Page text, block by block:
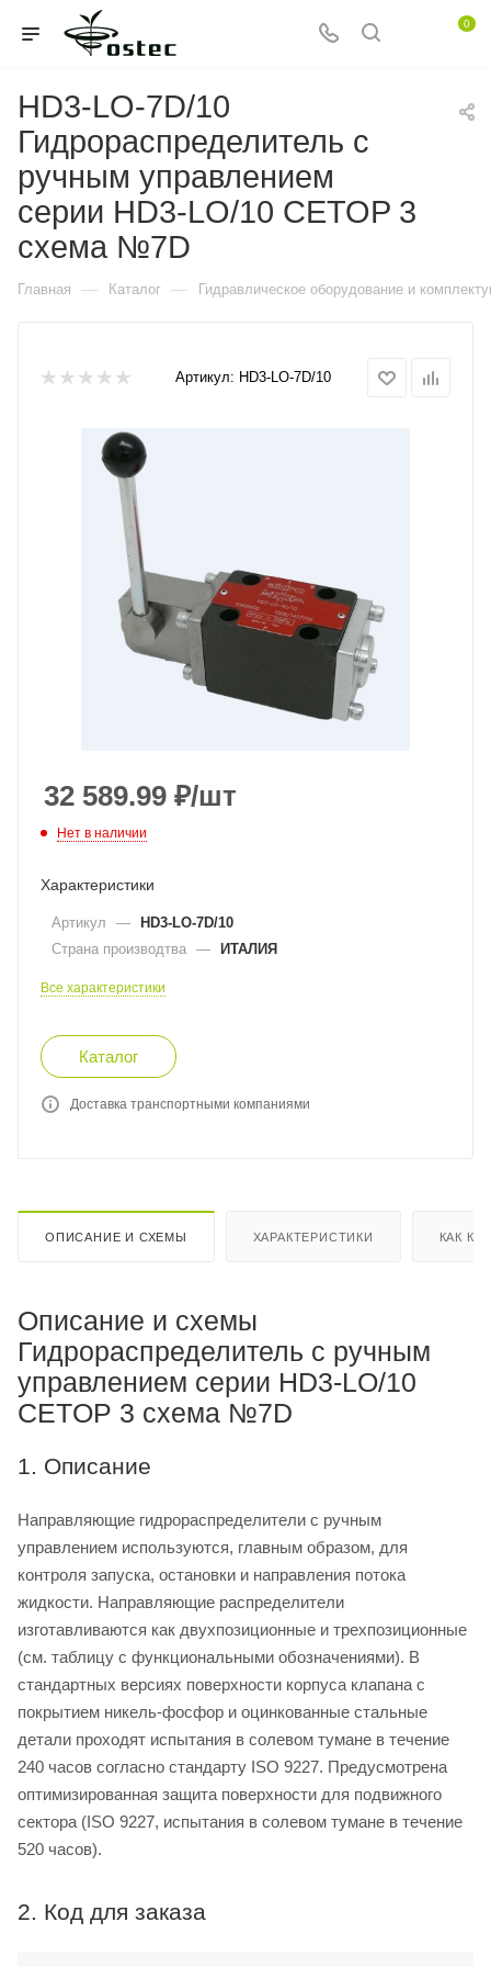
0
HD3-LO-7D/10
Гидрораспределитель с
ручным управлением
серии HD3-LO/10 CETOP 3
схема №7D
Главная — Каталог — Гидравлическое оборудование и
Артикул: HD3-LO-7D/10
32 589.99 ₽/шт
Нет в наличии
Характеристики
Артикул — HD3-LO-7D/10
Страна производтва — ИТАЛИЯ
Все характеристики
Каталог
Доставка транспортными компаниями
ОПИСАНИЕ И СХЕМЫ ХАРАКТЕРИСТИКИ КАК
Описание и схемы
Гидрораспределитель с ручным
управлением серии HD3-LO/10
CETOP 3 схема №7D
1. Описание
Направляющие гидрораспределители с ручным
управлением используются, главным образом, для
контроля запуска, остановки и направления потока
жидкости. Направляющие распределители
изготавливаются как двухпозиционные и трехпозиционные
(см. таблицу с функциональными обозначениями). В
стандартных версиях поверхности корпуса клапана с
покрытием никель-фосфор и оцинкованные стальные
детали проходят испытания в солевом тумане в течение
240 часов согласно стандарту ISO 9227. Предусмотрена
оптимизированная защита поверхности для подвижного
сектора (ISO 9227, испытания в солевом тумане в течение
520 часов).
2. Код для заказа